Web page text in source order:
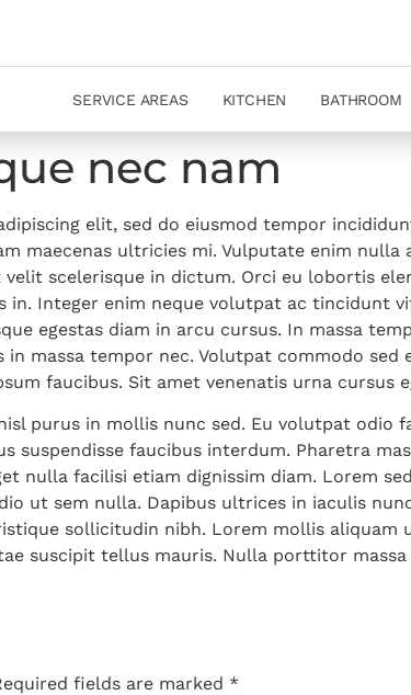
SERVICE AREAS KITCHEN BATHROOM
nec nam
elit, sed do eiusmod tempor
maecenas ultricies mi. Vulputate enim
scelerisque in dictum. Orci eu lobortis
Integer enim neque volutpat ac tincidunt
egestas diam in arcu cursus. In massa
massa tempor nec. Volutpat commodo
faucibus. Sit amet venenatis urna cursus
purus in mollis nunc sed. Eu volutpat odio
suspendisse faucibus interdum. Pharetra
nulla facilisi etiam dignissim diam. Lorem
ut sem nulla. Dapibus ultrices in iaculis
sollicitudin nibh. Lorem mollis
suscipit tellus mauris. Nulla porttitor
fields are marked *